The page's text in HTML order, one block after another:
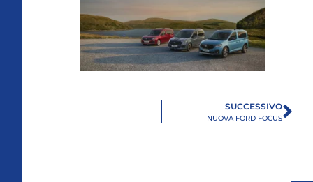
SUCCESSIVO
NUOVA FORD FOCUS